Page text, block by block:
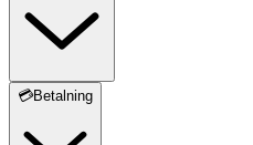
💳Betalning